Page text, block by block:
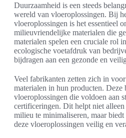
Duurzaamheid is een steeds
wereld van vloeroplossingen. Bij
vloeroplossingen is het essentieel
milieuvriendelijke materialen die
materialen spelen een cruciale rol
ecologische voetafdruk van
bijdragen aan een gezonde en
Veel fabrikanten zetten zich in
materialen in hun producten. Deze
vloeroplossingen die voldoen aan
certificeringen. Dit helpt niet
milieu te minimaliseren, maar
deze vloeroplossingen veilig en